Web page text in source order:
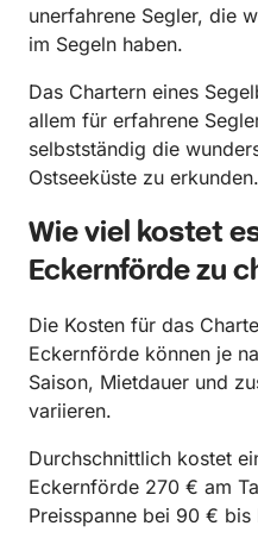
unerfahrene Segler, die
im Segeln haben.
Das Chartern eines
allem für erfahrene
selbstständig die
Ostseeküste zu erkunden.
Wie viel kostet
Eckernförde zu
Die Kosten für das
Eckernförde können je
Saison, Mietdauer und
variieren.
Durchschnittlich kostet
Eckernförde 270 € am
Preisspanne bei 90 €